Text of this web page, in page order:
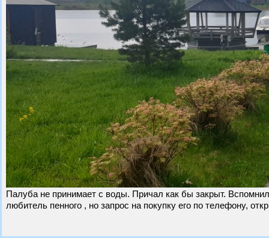
Палуба не принимает с воды. Причал как бы закрыт.
любитель пенного , но запрос на покупку его по телефону,